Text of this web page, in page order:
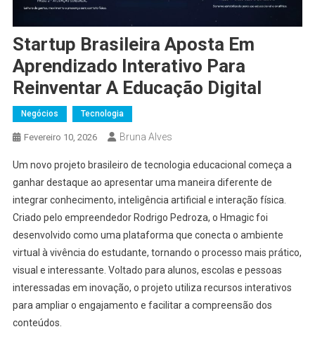
Startup Brasileira Aposta Em
Aprendizado Interativo Para
Reinventar A Educação Digital
Negócios Tecnologia
Fevereiro 10, 2026 Bruna Alves
Um novo projeto brasileiro de tecnologia educacional começa a
ganhar destaque ao apresentar uma maneira diferente de
integrar conhecimento, inteligência artificial e interação física.
Criado pelo empreendedor Rodrigo Pedroza, o Hmagic foi
desenvolvido como uma plataforma que conecta o ambiente
virtual à vivência do estudante, tornando o processo mais prático,
visual e interessante. Voltado para alunos, escolas e pessoas
interessadas em inovação, o projeto utiliza recursos interativos
para ampliar o engajamento e facilitar a compreensão dos
conteúdos.